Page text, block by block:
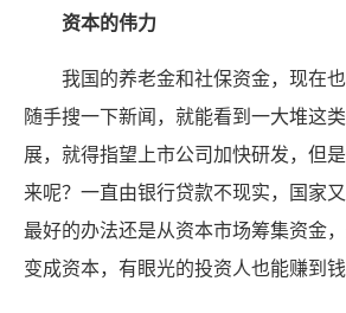
资本的伟力
我国的养老金和社保资金，现在
随手搜一下新闻，就能看到一大堆这
展，就得指望上市公司加快研发，但
来呢？一直由银行贷款不现实，国家
最好的办法还是从资本市场筹集资金
变成资本，有眼光的投资人也能赚到钱